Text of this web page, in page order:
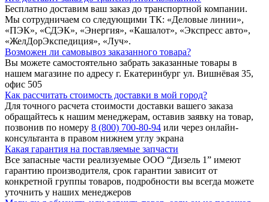
Бесплатно доставим ваш заказ до транспортной компании.
Мы сотрудничаем со следующими ТК: «Деловые линии»,
«ПЭК», «СДЭК», «Энергия», «Кашалот», «Экспресс авто»,
«ЖелДорЭкспедиция», «Луч».
Возможен ли самовывоз заказанного товара?
Вы можете самостоятельно забрать заказанные товары в
нашем магазине по адресу г. Екатеринбург ул. Вишнёвая 35,
офис 505
Как рассчитать стоимость доставки в мой город?
Для точного расчета стоимости доставки вашего заказа
обращайтесь к нашим менеджерам, оставив заявку на товар,
позвонив по номеру 8 (800) 700-80-94 или через онлайн-
консультанта в правом нижнем углу экрана
Какая гарантия на поставляемые запчасти
Все запасные части реализуемые ООО “Дизель 1” имеют
гарантию производителя, срок гарантии зависит от
конкретной группы товаров, подробности вы всегда можете
уточнить у наших менеджеров